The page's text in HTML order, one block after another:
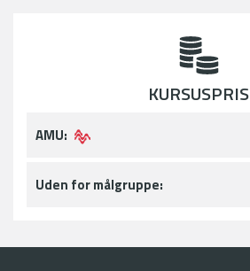
KURSUSPRIS
AMU:
Uden for målgruppe: